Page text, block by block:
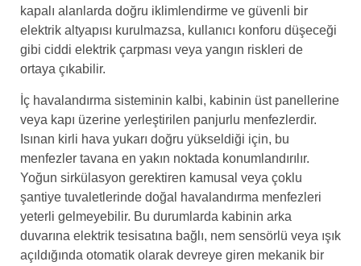
kapalı alanlarda doğru iklimlendirme ve güvenli bir
elektrik altyapısı kurulmazsa, kullanıcı konforu düşeceği
gibi ciddi elektrik çarpması veya yangın riskleri de
ortaya çıkabilir.
İç havalandırma sisteminin kalbi, kabinin üst panellerine
veya kapı üzerine yerleştirilen panjurlu menfezlerdir.
Isınan kirli hava yukarı doğru yükseldiği için, bu
menfezler tavana en yakın noktada konumlandırılır.
Yoğun sirkülasyon gerektiren kamusal veya çoklu
şantiye tuvaletlerinde doğal havalandırma menfezleri
yeterli gelmeyebilir. Bu durumlarda kabinin arka
duvarına elektrik tesisatına bağlı, nem sensörlü veya ışık
açıldığında otomatik olarak devreye giren mekanik bir